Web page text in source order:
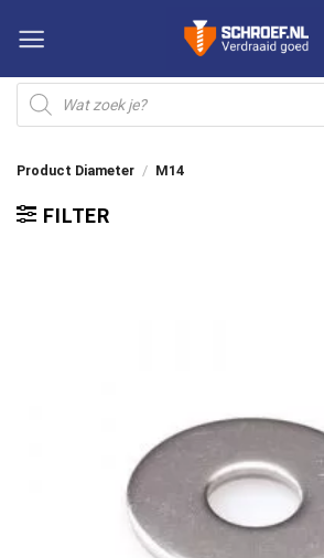
naar
inhoud
Producten
zoeken
Product Diameter / M14
FILTER